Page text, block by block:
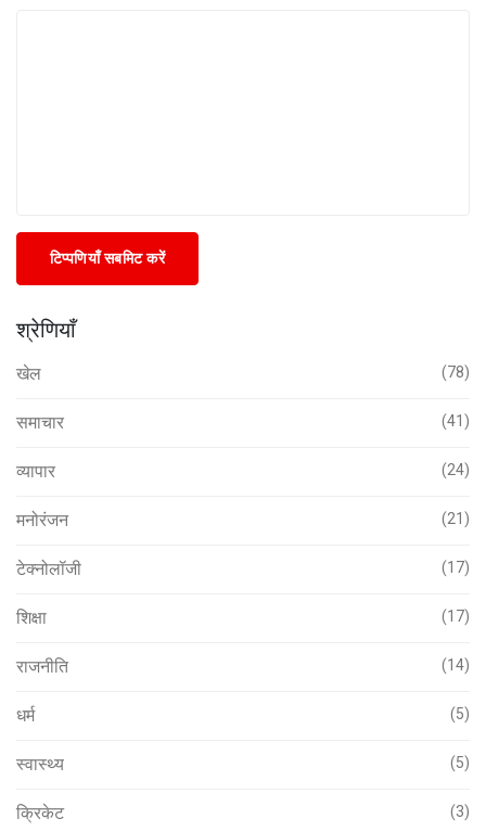
टिप्पणियाँ सबमिट करें
श्रेणियाँ
खेल (78)
समाचार (41)
व्यापार (24)
मनोरंजन (21)
टेक्नोलॉजी (17)
शिक्षा (17)
राजनीति (14)
धर्म (5)
स्वास्थ्य (5)
क्रिकेट (3)